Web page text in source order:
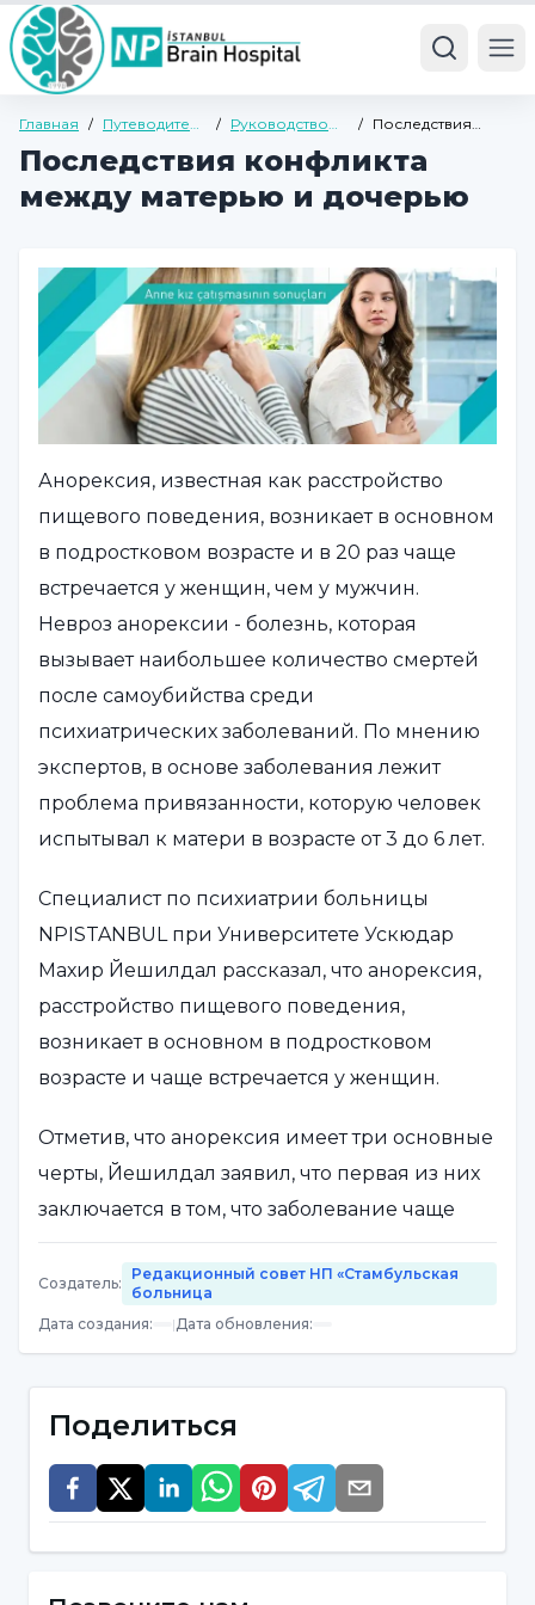
Главная / Путеводитель
/ Руководство
для взрослых
/
Последствия
матерью и
Последствия конфликта
между матерью и дочерью
Анорексия, известная как расстройство
пищевого поведения, возникает в основном
в подростковом возрасте и в 20 раз чаще
встречается у женщин, чем у мужчин.
Невроз анорексии - болезнь, которая
вызывает наибольшее количество смертей
после самоубийства среди
психиатрических заболеваний. По мнению
экспертов, в основе заболевания лежит
проблема привязанности, которую человек
испытывал к матери в возрасте от 3 до 6 лет.
Специалист по психиатрии больницы
NPISTANBUL при Университете Ускюдар
Махир Йешилдал рассказал, что анорексия,
расстройство пищевого поведения,
возникает в основном в подростковом
возрасте и чаще встречается у женщин.
Отметив, что анорексия имеет три основные
черты, Йешилдал заявил, что первая из них
заключается в том, что заболевание чаще
встречается в подростковом возрасте и у
женщин.
лежит проблема привязанности к матери в
детстве, Йешилдаль сказал следующее:
Создатель:
Редакционный совет НП «Стамбульская
больница
Дата создания: |Дата обновления:
Поделиться